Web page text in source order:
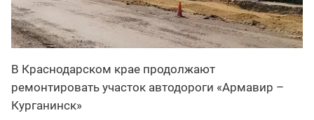
В Краснодарском крае продолжают
ремонтировать участок автодороги «Армавир –
Курганинск»